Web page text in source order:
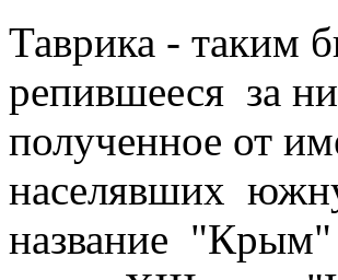
Таврика - таким
репившееся за
получен­ное от
населявших
название "Крым"